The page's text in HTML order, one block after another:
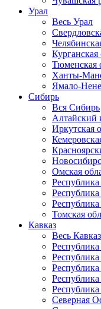
Урал
Весь Урал
Курганская
Тюменская
Ханты-
Ямало-
Сибирь
Вся Сибирь
Алтайский
Иркутская
Омская
Томская
Кавказ
Весь Кавказ
Республика
Северная